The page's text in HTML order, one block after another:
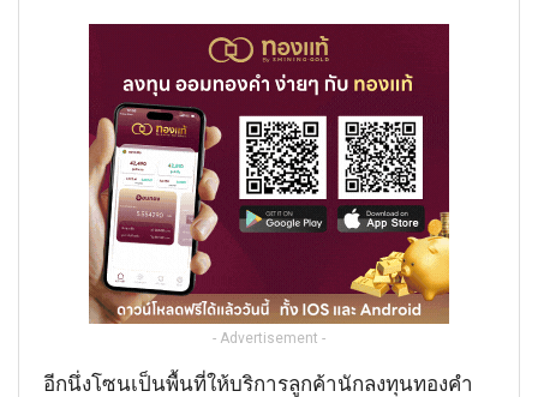
- Advertisement -
อีกนึ่งโซนเป็นพื้นที่ให้บริการลูกค้านักลงทุนทองคำ